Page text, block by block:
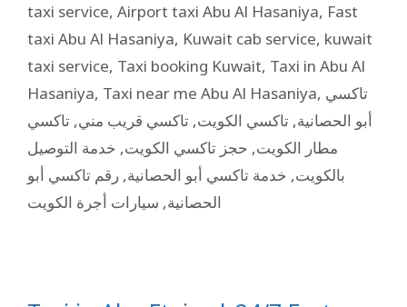
taxi service, Airport taxi Abu Al Hasaniya, Fast
taxi Abu Al Hasaniya, Kuwait cab service, kuwait
taxi service, Taxi booking Kuwait, Taxi in Abu Al
Hasaniya, Taxi near me Abu Al Hasaniya, تاكسي
أبو الحصانية, تاكسي الكويت, تاكسي قريب مني, تاكسي
مطار الكويت, حجز تاكسي الكويت, خدمة التوصيل
بالكويت, خدمة تاكسي أبو الحصانية, رقم تاكسي أبو
الحصانية, سيارات أجرة الكويت